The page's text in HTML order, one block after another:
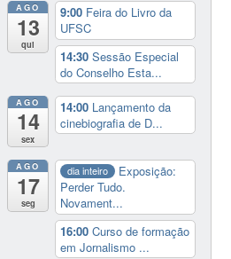
AGO
13
qui
9:00 Feira do Livro da
UFSC
14:30Sessão Especial
do Conselho Esta...
AGO
14
sex
14:00 Lançamento da
cinebiografia de D...
AGO
17
seg
dia inteiro
Exposição:
Perder Tudo.
Novament...
16:00Curso de formação
em Jornalismo ...